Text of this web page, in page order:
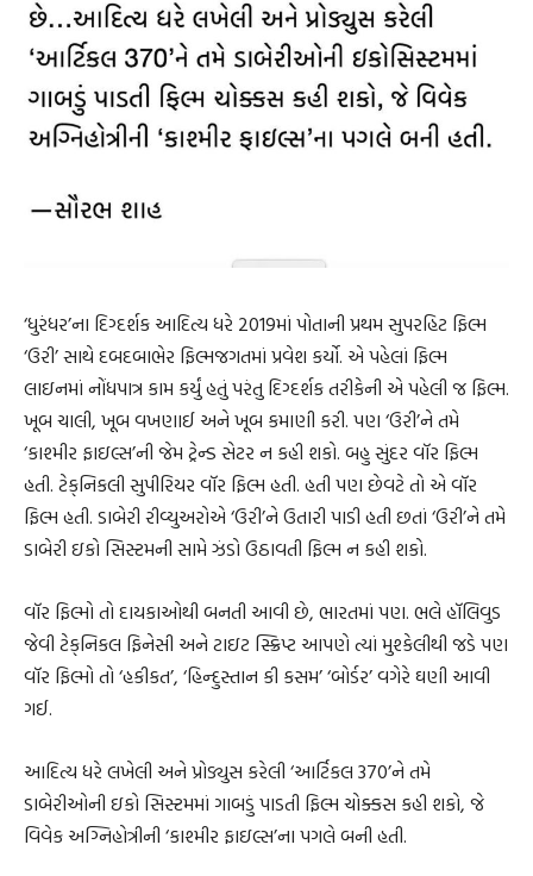
‘ધુરંધર’ના દિગ્દર્શક આદિત્ય ધરે 2019માં પોતાની પ્રથમ સુપરહિટ ફિલ્મ
‘ઉરી’ સાથે દબદબાભેર ફિલ્મજગતમાં પ્રવેશ કર્યો. એ પહેલાં ફિલ્મ
લાઇનમાં નોંધપાત્ર કામ કર્યું હતું પરંતુ દિગ્દર્શક તરીકેની એ પહેલી જ ફિલ્મ.
ખૂબ ચાલી, ખૂબ વખણાઈ અને ખૂબ કમાણી કરી. પણ ‘ઉરી’ને તમે
‘કાશ્મીર ફાઇલ્સ’ની જેમ ટ્રેન્ડ સેટર ન કહી શકો. બહુ સુંદર વૉર ફિલ્મ
હતી. ટેક્‌નિકલી સુપીરિયર વૉર ફિલ્મ હતી. હતી પણ છેવટે તો એ વૉર
ફિલ્મ હતી. ડાબેરી રીવ્યુઅરોએ ‘ઉરી’ને ઉતારી પાડી હતી છતાં ‘ઉરી’ને તમે
ડાબેરી ઇકો સિસ્ટમની સામે ઝંડો ઉઠાવતી ફિલ્મ ન કહી શકો.
વૉર ફિલ્મો તો દાયકાઓથી બનતી આવી છે, ભારતમાં પણ. ભલે હૉલિવુડ
જેવી ટેક્‌નિકલ ફિનેસી અને ટાઇટ સ્ક્રિપ્ટ આપણે ત્યાં મુશ્કેલીથી જડે પણ
વૉર ફિલ્મો તો ‘હકીકત’, ‘હિન્દુસ્તાન કી કસમ’ ‘બોર્ડર’ વગેરે ઘણી આવી
ગઈ.
આદિત્ય ધરે લખેલી અને પ્રોડ્યુસ કરેલી ‘આર્ટિકલ 370’ને તમે
ડાબેરીઓની ઇકો સિસ્ટમમાં ગાબડું પાડતી ફિલ્મ ચોક્કસ કહી શકો, જે
વિવેક અગ્નિહોત્રીની ‘કાશ્મીર ફાઇલ્સ’ના પગલે બની હતી.